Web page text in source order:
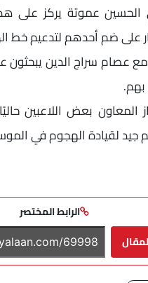
الحسين عموتة يركز
على ضم أحدهم لتدعيم خط
عصام سراج الدين
بعض اللاعبين
جيد لقيادة الهجوم في
الرابط المختصر